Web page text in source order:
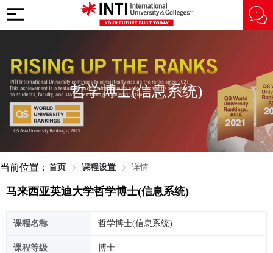
哲学博士(信息系统)
当前位置： 首页 课程设置 详情
马来西亚英迪大学哲学博士(信息系统)
课程名称 哲学博士(信息系统)
课程等级 博士